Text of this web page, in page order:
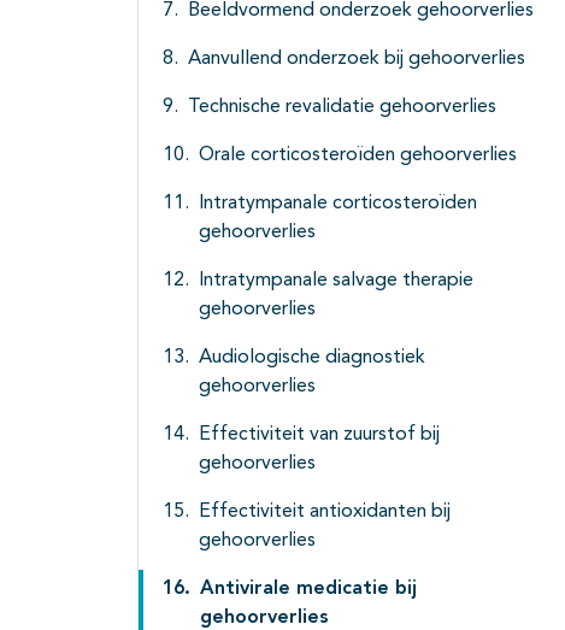
Beeldvormend onderzoek gehoorverlies
Aanvullend onderzoek bij gehoorverlies
Technische revalidatie gehoorverlies
Orale corticosteroïden gehoorverlies
Intratympanale corticosteroïden
gehoorverlies
Intratympanale salvage therapie
gehoorverlies
Audiologische diagnostiek
gehoorverlies
Effectiviteit van zuurstof bij
gehoorverlies
Effectiviteit antioxidanten bij
gehoorverlies
Antivirale medicatie bij
gehoorverlies